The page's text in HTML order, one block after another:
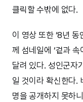
클릭할 수밖에 없다.
이 영상 또한 ‘8년
께 섬네일에 ‘겉과 속
달려 있다. 성인군자
일 것이라 확신한다.
명을 공개하지 못하